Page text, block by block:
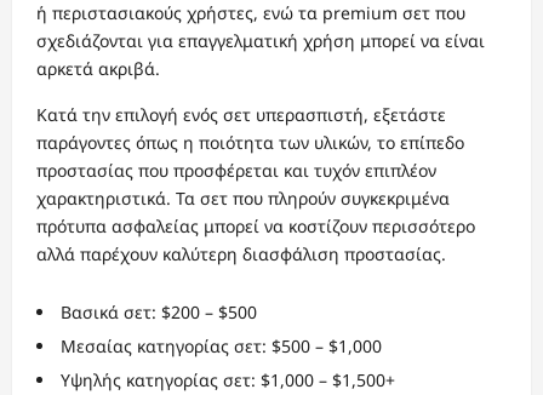
ή περιστασιακούς χρήστες, ενώ τα premium σετ που
σχεδιάζονται για επαγγελματική χρήση μπορεί να είναι
αρκετά ακριβά.
Κατά την επιλογή ενός σετ υπερασπιστή, εξετάστε
παράγοντες όπως η ποιότητα των υλικών, το επίπεδο
προστασίας που προσφέρεται και τυχόν επιπλέον
χαρακτηριστικά. Τα σετ που πληρούν συγκεκριμένα
πρότυπα ασφαλείας μπορεί να κοστίζουν περισσότερο
αλλά παρέχουν καλύτερη διασφάλιση προστασίας.
Βασικά σετ: $200 – $500
Μεσαίας κατηγορίας σετ: $500 – $1,000
Υψηλής κατηγορίας σετ: $1,000 – $1,500+